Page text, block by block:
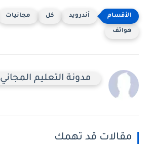
أندرويد كل مجانيات
هواتف
مدونة التعليم المجاني
مقالات قد تهمك